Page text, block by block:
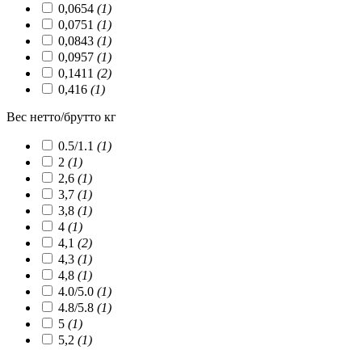
0,0654 (1)
0,0751 (1)
0,0843 (1)
0,0957 (1)
0,1411 (2)
0,416 (1)
Вес нетто/брутто кг
0.5/1.1 (1)
2 (1)
2,6 (1)
3,7 (1)
3,8 (1)
4 (1)
4,1 (2)
4,3 (1)
4,8 (1)
4.0/5.0 (1)
4.8/5.8 (1)
5 (1)
5,2 (1)